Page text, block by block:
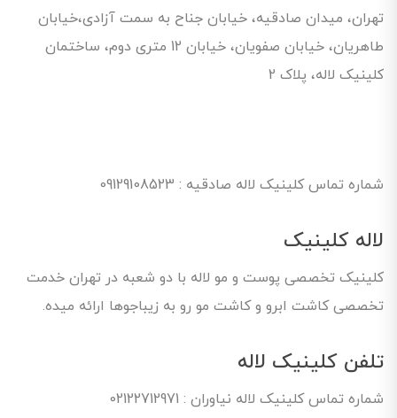
تهران، میدان صادقیه، خیابان جناح به سمت آزادی،خیابان
طاهریان، خیابان صفویان، خیابان 12 متری دوم، ساختمان
کلینیک لاله، پلاک 2
شماره تماس کلینیک لاله صادقیه : 09129108523
لاله کلینیک
کلینیک تخصصی پوست و مو لاله با دو شعبه در تهران خدمت
تخصصی کاشت ابرو و کاشت مو رو به زیباجوها ارائه میده.
تلفن کلینیک لاله
شماره تماس کلینیک لاله نیاوران : 02122712971